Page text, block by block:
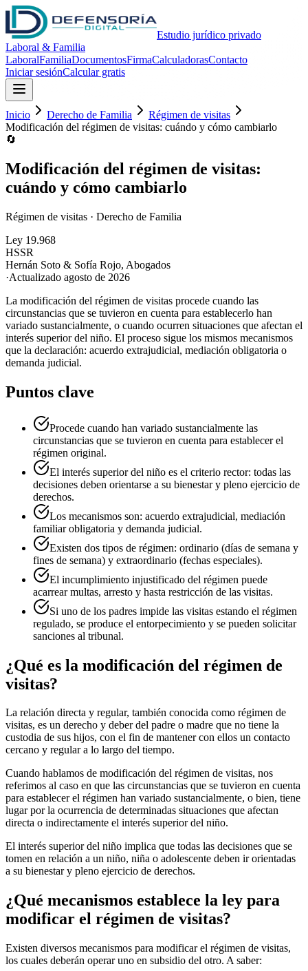
Estudio jurídico privado
Laboral & Familia
LaboralFamiliaDocumentosFirmaCalculadorasContacto
Iniciar sesiónCalcular gratis
Inicio Derecho de Familia
Régimen de visitas
Modificación del régimen de visitas: cuándo y cómo cambiarlo
🔄
Modificación del régimen de visitas:
cuándo y cómo cambiarlo
Régimen de visitas · Derecho de Familia
Ley 19.968
HSSR
Hernán Soto & Sofía Rojo, Abogados
·Actualizado agosto de 2026
La modificación del régimen de visitas procede cuando las
circunstancias que se tuvieron en cuenta para establecerlo han
variado sustancialmente, o cuando ocurren situaciones que afectan el
interés superior del niño. El proceso sigue los mismos mecanismos
que la declaración: acuerdo extrajudicial, mediación obligatoria o
demanda judicial.
Puntos clave
Procede cuando han variado sustancialmente las
circunstancias que se tuvieron en cuenta para establecer el
régimen original.
El interés superior del niño es el criterio rector: todas las
decisiones deben orientarse a su bienestar y pleno ejercicio de
derechos.
Los mecanismos son: acuerdo extrajudicial, mediación
familiar obligatoria y demanda judicial.
Existen dos tipos de régimen: ordinario (días de semana y
fines de semana) y extraordinario (fechas especiales).
El incumplimiento injustificado del régimen puede
acarrear multas, arresto y hasta restricción de las visitas.
Si uno de los padres impide las visitas estando el régimen
regulado, se produce el entorpecimiento y se pueden solicitar
sanciones al tribunal.
¿Qué es la modificación del régimen de
visitas?
La relación directa y regular, también conocida como régimen de
visitas, es un derecho y deber del padre o madre que no tiene la
custodia de sus hijos, con el fin de mantener con ellos un contacto
cercano y regular a lo largo del tiempo.
Cuando hablamos de modificación del régimen de visitas, nos
referimos al caso en que las circunstancias que se tuvieron en cuenta
para establecer el régimen han variado sustancialmente, o bien, tiene
lugar por la ocurrencia de determinadas situaciones que afectan
directa o indirectamente el interés superior del niño.
El interés superior del niño implica que todas las decisiones que se
tomen en relación a un niño, niña o adolescente deben ir orientadas
a su bienestar y pleno ejercicio de derechos.
¿Qué mecanismos establece la ley para
modificar el régimen de visitas?
Existen diversos mecanismos para modificar el régimen de visitas,
los cuales deberán operar uno en subsidio del otro. A saber: